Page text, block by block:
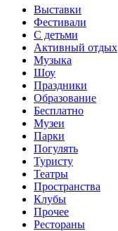
Выставки
Фестивали
С детьми
Активный отдых
Музыка
Шоу
Праздники
Образование
Бесплатно
Музеи
Парки
Погулять
Туристу
Театры
Пространства
Клубы
Прочее
Рестораны